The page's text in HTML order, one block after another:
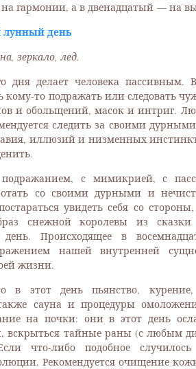
на гармонии, а в двенадцатый — на
лунный день
зеркало, лед.
дня делает человека пассивным.
кому-то подражать или следовать
и обольщений, масок и интриг.
следить за своими
иллюзий и низменных
с мимикрией, с
со своими дурными и
увидеть себя со
снежной королевы из
день. Происходящее в
нашей внутренней
жизни.
в этот день пьянство,
сауна и процедуры
на почки: они в этот день
вскрыться тайные раны (с любым
что-либо подобное
Рекомендуется очищение